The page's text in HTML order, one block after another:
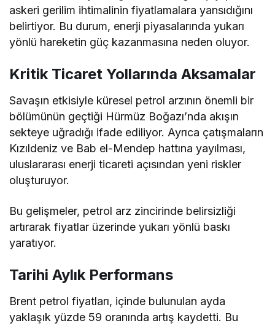
askeri gerilim ihtimalinin fiyatlamalara yansıdığını
belirtiyor. Bu durum, enerji piyasalarında yukarı
yönlü hareketin güç kazanmasına neden oluyor.
Kritik Ticaret Yollarında Aksamalar
Savaşın etkisiyle küresel petrol arzının önemli bir
bölümünün geçtiği Hürmüz Boğazı’nda akışın
sekteye uğradığı ifade ediliyor. Ayrıca çatışmaların
Kızıldeniz ve Bab el-Mendep hattına yayılması,
uluslararası enerji ticareti açısından yeni riskler
oluşturuyor.
Bu gelişmeler, petrol arz zincirinde belirsizliği
artırarak fiyatlar üzerinde yukarı yönlü baskı
yaratıyor.
Tarihi Aylık Performans
Brent petrol fiyatları, içinde bulunulan ayda
yaklaşık yüzde 59 oranında artış kaydetti. Bu